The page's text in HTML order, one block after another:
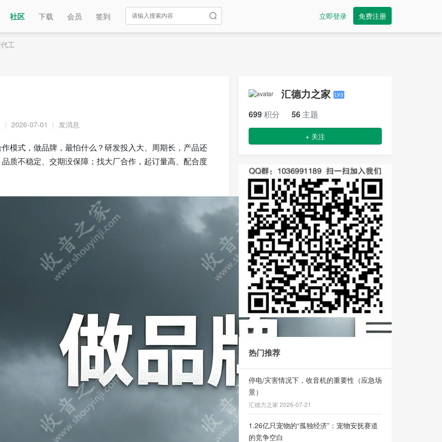
社区 下载 会员 签到 立即登录 免费注册
工
| 2026-07-01 | 发消息
模式，做品牌，最怕什么？研发投入大、周期长，产品还
质不稳定、交期没保障；找大厂合作，起订量高、配合度
汇德力之家 LV3
699积分 56 主题
+ 关注
热门推荐
停电/灾害情况下，收音机的重要性（应急场
景）
汇德力之家 2026-07-21
1.26亿只宠物的“孤独经济”：宠物安抚赛道
的竞争空白